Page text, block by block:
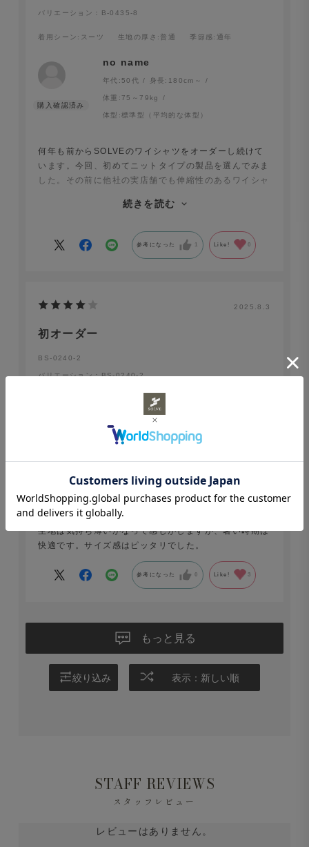
バリエーション：B-0435-8
着用シーン :スーツ 生地の厚さ :普通 季節感:通年
no name
年代: 50代 身長: 180cm～
体重: 75～79kg
体型:標準型（平均的な体型）
何年も前からSOLVEのワイシャツをオーダーし続けて
います。今回、初めてニットタイプの製品を選んでみま
した。その前に他社の実店舗でも伸縮性のあるワイシャ
で、買う気になりませんでした。しかし、SOLVEは違
に伸縮性に優れていて、本当に着ていて快適です。今後
はこちらを愛用していこうと思っています。さらにカラ
続きを読む
参考になった 1 Like! 0
2025.8.3
初オーダー
BS-0240-2
バリエーション：BS-0240-2
:春夏
no name
年代:50代 身長:171～175cm
体重:75～79kg
体型:がっしり型（筋肉質・骨格がしっか
り）
生地は気持ち薄いかなって感じがしますが、暑い時期は
快適です。サイズ感はピッタリでした。
参考になった 0 Like! 3
もっと見る
絞り込み 表示：新しい順
STAFF REVIEWS
スタッフレビュー
レビューはありません。